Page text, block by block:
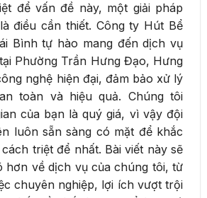
để vấn đề này, một giải pháp
điều cần thiết. Công ty Hút Bể
Bình tự hào mang đến dịch vụ
Phường Trần Hưng Đạo, Hưng
nghệ hiện đại, đảm bảo xử lý
toàn và hiệu quả. Chúng tôi
của bạn là quý giá, vì vậy đội
luôn sẵn sàng có mặt để khắc
triệt để nhất. Bài viết này sẽ
hơn về dịch vụ của chúng tôi, từ
chuyên nghiệp, lợi ích vượt trội